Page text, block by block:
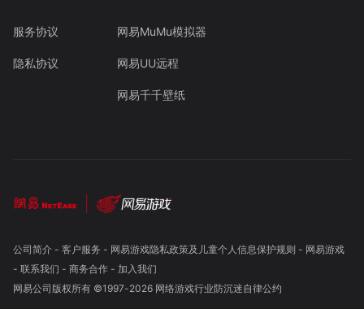
服务协议
隐私协议
网易MuMu模拟器
网易UU远程
网易千千壁纸
公司简介- 客户服务 - 网易游戏隐私政策及儿童个人信息保护规则 - 网易游戏
- 联系我们 - 商务合作- 加入我们
网易公司版权所有 ©1997-2026 网络游戏行业防沉迷自律公约